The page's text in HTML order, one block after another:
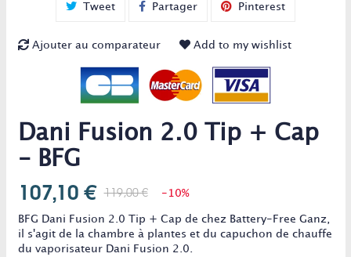
Tweet Partager Pinterest
Ajouter au comparateur Add to my wishlist
Dani Fusion 2.0 Tip + Cap
- BFG
119,00 €
107,10 € -10%
BFG Dani Fusion 2.0 Tip + Cap de chez Battery-Free Ganz,
il s'agit de la chambre à plantes et du capuchon de chauffe
du vaporisateur Dani Fusion 2.0.